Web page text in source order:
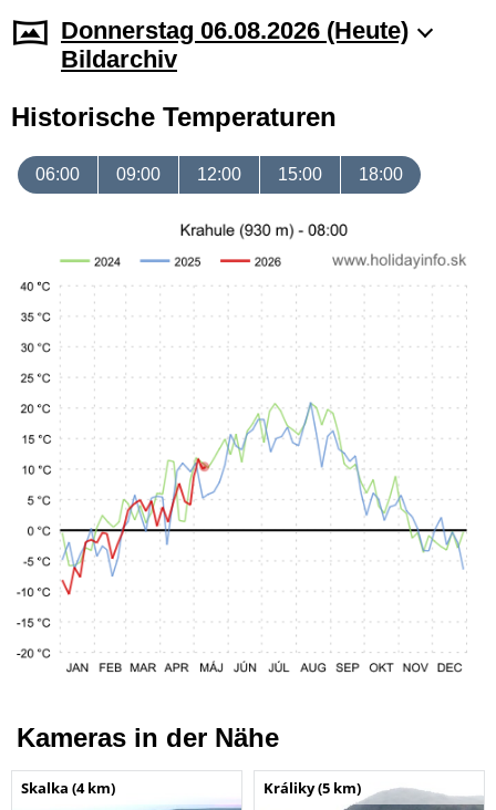
Donnerstag 06.08.2026 (Heute)
Bildarchiv
Historische Temperaturen
06:00 09:00 12:00 15:00 18:00
Kameras in der Nähe
Skalka (4 km) Králiky (5 km)